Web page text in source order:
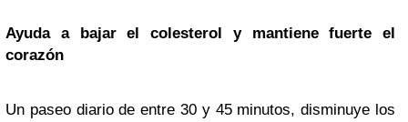
Ayuda a bajar el colesterol y mantiene fuerte el
corazón
Un paseo diario de entre 30 y 45 minutos, disminuye los